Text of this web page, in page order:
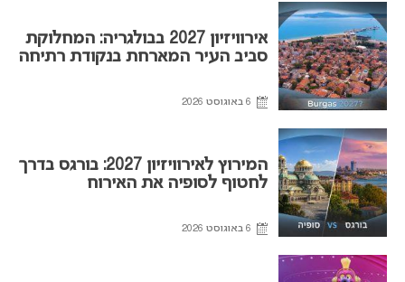
אירוויזיון 2027 בבולגריה: המחלוקת
סביב העיר המארחת בנקודת רתיחה
6 באוגוסט 2026
המירוץ לאירוויזיון 2027: בורגס בדרך
לחטוף לסופיה את האירוח
6 באוגוסט 2026